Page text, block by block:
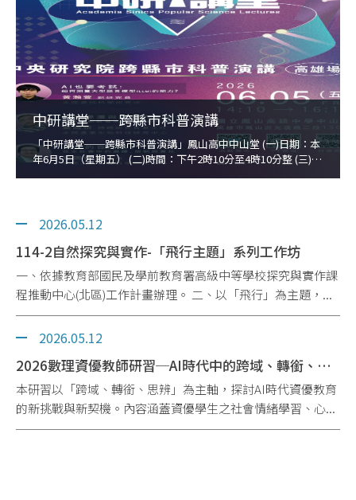
中研講堂──跨縣市科普演講
「中研講堂──跨縣市科普演講」鳳山高中中山堂 (一)日期：本
年6月5日（星期五） (二)時間：下午2時10分至4時10分整 (三)地
「2026全國科普論壇」徵稿
一、該館承辦「2026全國科普論壇」，訂於115年9月15日至
17日舉行，邀請全國科普及科學教育機構、學者專家及相關...
2026.06.02
自然中的風味探究：感官、野植與田野調查
一、以「野植風味學」為基礎，邀請EMBERS主廚郭庭瑋先生
分享野生植物田野調查經驗，透過風味、地方食材與感官體...
2026.05.12
114-2自然探究與實作-「飛行主題」系列工作坊
一、依據教育部國民及學前教育署高級中等學校探究與實作課
程推動中心(北區)工作計畫辦理。 二、以「飛行」為主題，...
2026.05.12
2026數理資優教師研習─AI時代中的跨域、轉銜、思辨：新世代的資優風景
本研習以「跨域、轉銜、思辨」為主軸，探討AI時代資優教育
的新挑戰與新契機。內容涵蓋資優學生之社會情緒學習、心...